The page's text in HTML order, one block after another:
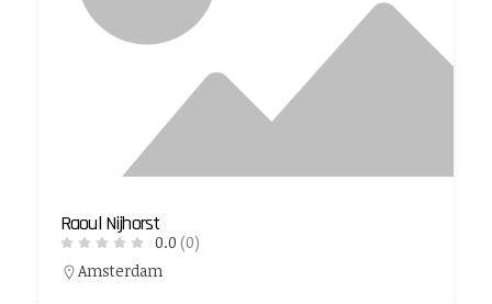
Raoul Nijhorst
0.0 (0)
Amsterdam